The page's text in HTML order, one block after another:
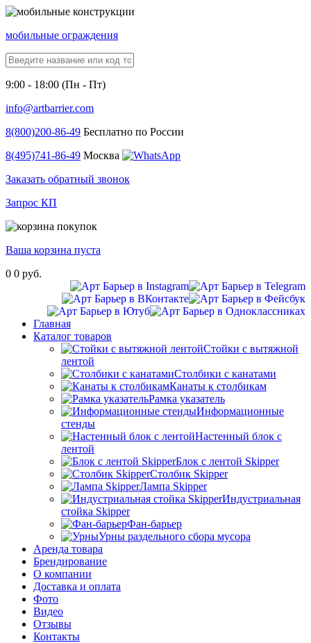
мобильные ограждения
9:00 - 18:00 (Пн - Пт)
info@artbarrier.com
8(800)200-86-49 Бесплатно по России
8(495)741-86-49 Москва
Заказать обратный звонок
Запрос КП
Ваша корзина пуста
0 0 руб.
Главная
Каталог товаров
Стойки с вытяжной
лентой
Столбики с канатами
Канаты к столбикам
Рамка указатель
Информационные
стенды
Настенный блок с
лентой
Блок с лентой Skipper
Столбик Skipper
Лампа Skipper
Индустриальная
стойка Skipper
Фан-барьер
Урны раздельного сбора мусора
Аренда товара
Брендирование
О компании
Доставка и оплата
Фото
Видео
Отзывы
Контакты